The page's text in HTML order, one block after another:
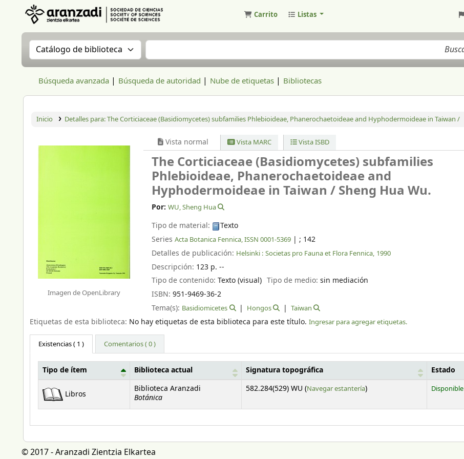
Carrito Listas
Buscar en el catálogo por:Buscar en el catálogo
Búsqueda avanzada Búsqueda de autoridad Nube de etiquetas Bibliotecas
Inicio Detalles para:The Corticiaceae (Basidiomycetes) subfamilies Phlebioideae, Phanerochaetoideae and Hyphodermoideae in Taiwan /
Imagen de OpenLibrary
Vista normal Vista MARC Vista ISBD
The Corticiaceae (Basidiomycetes) subfamilies
Phlebioideae, Phanerochaetoideae and
Hyphodermoideae in Taiwan /Sheng Hua Wu.
Por: WU, Sheng Hua
Tipo de material:
Texto
SeriesActa Botanica Fennica, ISSN 0001-5369 |; 142
Detalles de publicación: Helsinki : Societas pro Fauna et Flora Fennica, 1990
Descripción: 123 p. --
Tipo de contenido:Texto (visual) Tipo de medio: sin mediación
ISBN:951-9469-36-2
Tema(s): Basidiomicetes Hongos Taiwan
Etiquetas de esta biblioteca: No hay etiquetas de esta biblioteca para este título. Ingresar para agregar etiquetas.
Existencias( 1 ) Comentarios ( 0 )
Tipo de ítem Biblioteca actual Signatura topográfica Estado
Libros
Biblioteca Aranzadi
Botánica
582.284(529) WU (Navegar estantería(Abre debajo)
) Disponible
© 2017 - Aranzadi Zientzia Elkartea